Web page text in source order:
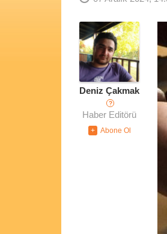
Deniz Çakmak
?
Haber Editörü